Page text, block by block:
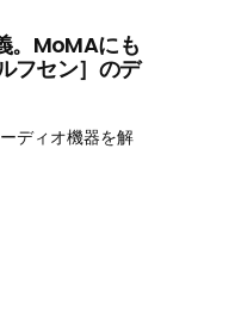
。MoMAにも
フセン］のデ
ディオ機器を解